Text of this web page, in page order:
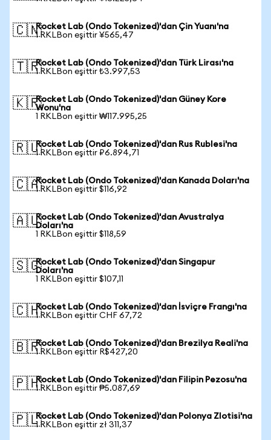
🇨🇳Rocket Lab (Ondo Tokenized)'dan Çin Yuanı'na
1 RKLBon eşittir ¥565,47
🇹🇷Rocket Lab (Ondo Tokenized)'dan Türk Lirası'na
1 RKLBon eşittir ₺3.997,53
🇰🇷Rocket Lab (Ondo Tokenized)'dan Güney Kore
Wonu'na
1 RKLBon eşittir ₩117.995,25
🇷🇺Rocket Lab (Ondo Tokenized)'dan Rus Rublesi'na
1 RKLBon eşittir ₽6.894,71
🇨🇦Rocket Lab (Ondo Tokenized)'dan Kanada Doları'na
1 RKLBon eşittir $116,92
🇦🇺Rocket Lab (Ondo Tokenized)'dan Avustralya
Doları'na
1 RKLBon eşittir $118,59
🇸🇬Rocket Lab (Ondo Tokenized)'dan Singapur
Doları'na
1 RKLBon eşittir $107,11
🇨🇭Rocket Lab (Ondo Tokenized)'dan İsviçre Frangı'na
1 RKLBon eşittir CHF 67,72
🇧🇷Rocket Lab (Ondo Tokenized)'dan Brezilya Reali'na
1 RKLBon eşittir R$427,20
🇵🇭Rocket Lab (Ondo Tokenized)'dan Filipin Pezosu'na
1 RKLBon eşittir ₱5.087,69
🇵🇱Rocket Lab (Ondo Tokenized)'dan Polonya Zlotisi'na
1 RKLBon eşittir zł 311,37